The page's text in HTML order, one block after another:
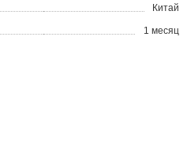
Китай
1 месяц